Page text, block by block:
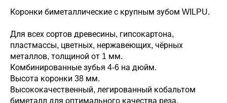
Коронки биметаллические с крупным зубом WILPU.
Для всех сортов древесины, гипсокартона,
пластмассы, цветных, нержавеющих, чёрных
металлов, толщиной от 1 мм.
Комбинированные зубья 4-6 на дюйм.
Высота коронки 38 мм.
Высококачественный, легированный кобальтом
биметалл для оптимального качества реза.